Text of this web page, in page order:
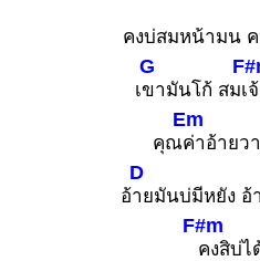
คงบ่สมหน้ามน
เ
G
ขามันโก้ สมเ
คุณ
Em
ค่าอ้ายว
อ้
D
ายมันบ่มีหยัง อ้
F#m
คงสิบ่ไ